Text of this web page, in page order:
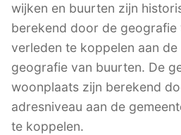
wijken en buurten zijn
berekend door de geografie
verleden te koppelen aan
geografie van buurten. De
woonplaats zijn berekend
adresniveau aan de
te koppelen.